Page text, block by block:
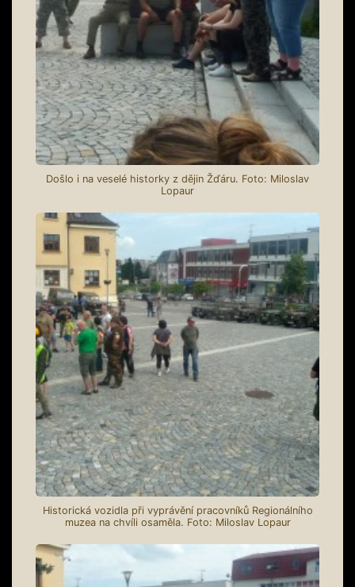
Došlo i na veselé historky z dějin Žďáru. Foto: Miloslav
Lopaur
Historická vozidla při vyprávění pracovníků Regionálního
muzea na chvíli osaměla. Foto: Miloslav Lopaur